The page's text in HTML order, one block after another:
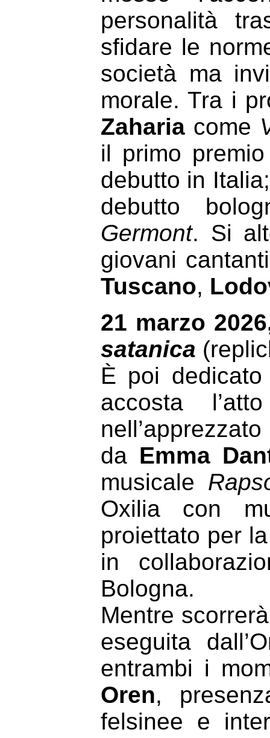
personalità
sfidare le
società ma
morale. Tra i
Zaharia come
il primo
debutto in
debutto
Germont. Si
giovani
Tuscano,
21 marzo
satanica
È poi
accosta
da Emma
musicale
Oxilia con
proiettato per
in
Bologna.
Mentre
eseguita
entrambi i
Oren,
felsinee e